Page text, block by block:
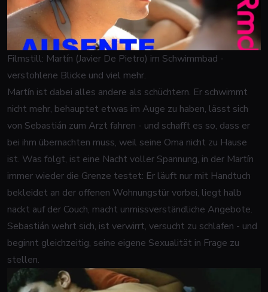
Filmstill: Martín (Javier De Pietro) im Schwimmbad -
verstohlene Blicke und viel mehr.
Martín ist dabei alles andere als schüchtern. Er schwimmt
nicht mehr, behauptet etwas im Auge zu haben, lässt sich
von Sebastián zum Arzt fahren - und schafft es so, dass er
bei ihm übernachten muss, weil seine Oma nicht zu Hause
ist. Was folgt, ist eine Nacht voller Spannung, in der Martín
immer wieder die Grenze testet: Er läuft nur mit Handtuch
bekleidet an der offenen Wohnungstür vorbei, liegt halb
nackt auf der Couch, macht unmissverständliche Angebote.
Sebastián wehrt sich, ist verwirrt, versucht zu schlafen - und
beginnt gleichzeitig, seine eigene Sexualität in Frage zu
stellen.